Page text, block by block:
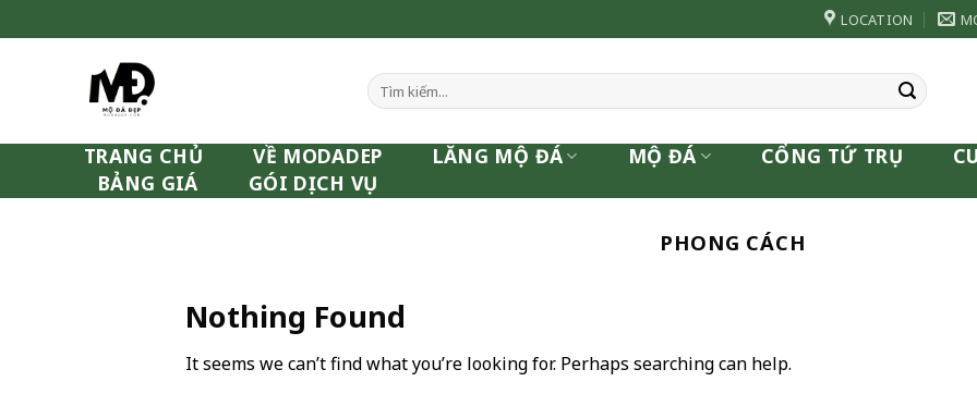
to
LOCATION
Tìm
kiếm:
TRANG CHỦ VỀ MODADEP LĂNG MỘ ĐÁ MỘ ĐÁ CỔNG TỨ TRỤ
BẢNG GIÁ
GÓI DỊCH VỤ
PHONG CÁCH
Nothing Found
It seems we can’t find what you’re looking for. Perhaps searching can help.